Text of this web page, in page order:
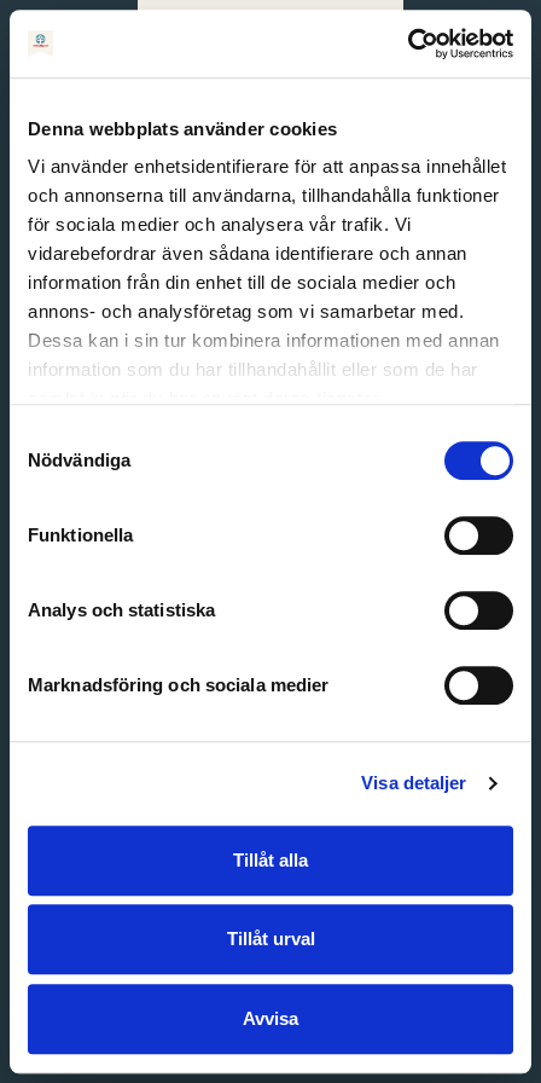
Denna webbplats använder cookies
Vi använder enhetsidentifierare för att anpassa innehållet
och annonserna till användarna, tillhandahålla funktioner
för sociala medier och analysera vår trafik. Vi
vidarebefordrar även sådana identifierare och annan
information från din enhet till de sociala medier och
annons- och analysföretag som vi samarbetar med.
Dessa kan i sin tur kombinera informationen med annan
information som du har tillhandahållit eller som de har
Nödvändiga
Funktionella
Analys och statistiska
Marknadsföring och sociala medier
Visa detaljer
Tillåt alla
Tillåt urval
Avvisa
English
Svenska
Email address
Customer service